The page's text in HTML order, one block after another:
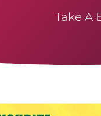
Take A